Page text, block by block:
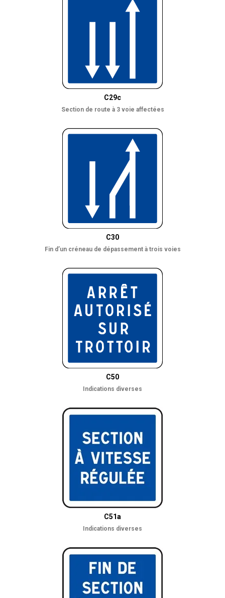
C29c
Section de route à 3 voie affectées
C30
Fin d’un créneau de dépassement à trois voies
C50
Indications diverses
C51a
Indications diverses